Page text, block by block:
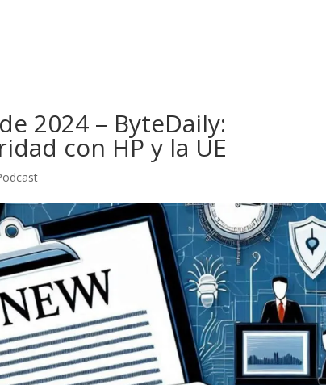
2024 – ByteDaily:
con HP y la UE